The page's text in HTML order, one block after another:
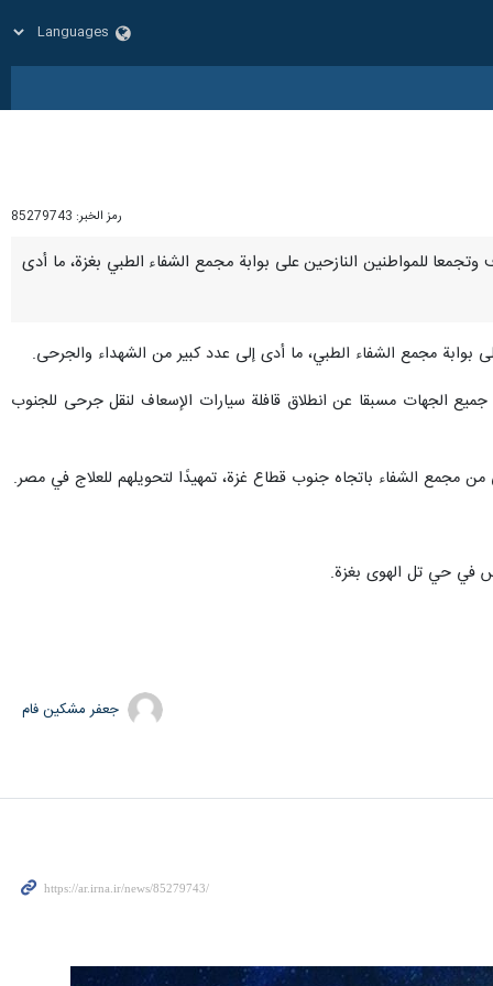
رمز الخبر: 85279743
وتجمعا للمواطنين النازحين على بوابة مجمع الشفاء الطبي بغزة، ما أدى
مجمع الشفاء الطبي، ما أدى إلى عدد كبير من الشهداء والجرحى.
الجهات مسبقا عن انطلاق قافلة سيارات الإسعاف لنقل جرحى للجنوب
مجمع الشفاء باتجاه جنوب قطاع غزة، تمهيدًا لتحويلهم للعلاج في مصر.
في حي تل الهوى بغزة.
جعفر مشکین فام